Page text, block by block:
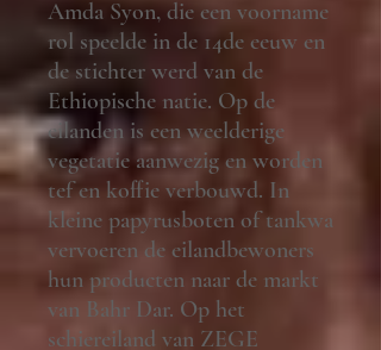
Amda Syon, die een voorname
rol speelde in de 14de eeuw en
de stichter werd van de
Ethiopische natie. Op de
eilanden is een weelderige
vegetatie aanwezig en worden
tef en koffie verbouwd. In
kleine papyrusboten of tankwa
vervoeren de eilandbewoners
hun producten naar de markt
van Bahr Dar. Op het
schiereiland van ZEGE